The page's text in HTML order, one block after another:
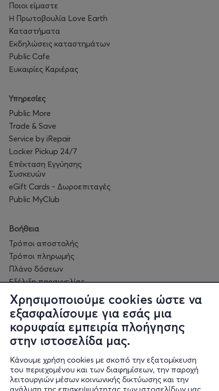
Χρησιμοποιούμε cookies ώστε να
εξασφαλίσουμε για εσάς μια
κορυφαία εμπειρία πλοήγησης
στην ιστοσελίδα μας.
Κάνουμε χρήση cookies με σκοπό την εξατομίκευση
του περιεχομένου και των διαφημίσεων, την παροχή
λειτουργιών μέσων κοινωνικής δικτύωσης και την
ανάλυση της επισκεψιμότητας των ιστοσελίδων μας.
Ποιοι είμαστε
Η Πρωτοβουλία Love Earth
Καταστήματα
Εκδηλώσεις καταστημάτων
Public Cafe
Ευκαιρίες Καριέρας
Υπηρεσίες
Public More
Trade & Save
Service by iRepair
Locker Pickup 24/7
Επέκταση Εγγύησης
Συσκευών
eGift Cards - Δωροεπιταγές
Public MyClub
Βοήθεια
Τρόποι αποστολής
Τρόποι πληρωμής
Πλάνο δόσεων
Εξέλιξη παραγγελίας
Πορεία επισκευής
Συχνές ερωτήσεις και
επικοινωνία
Ο online κόσμος μας
Public GR
Public CY
Publicbusiness.gr